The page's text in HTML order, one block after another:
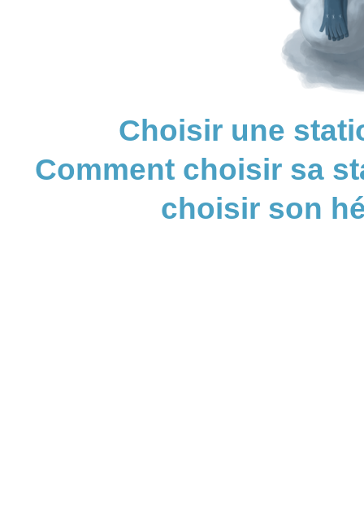
Choisir une
Comment choisir sa
choisir son